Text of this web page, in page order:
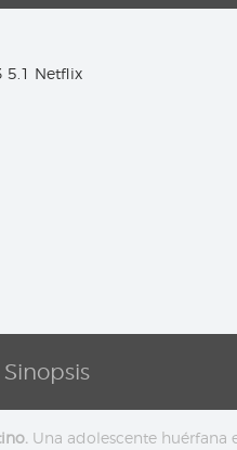
5.1 Netflix
Sinopsis
Una adolescente huérfana